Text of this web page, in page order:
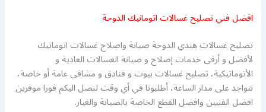
افضل فني تصليح غسالات اتومانيك الدوحة
تصليح غسالات هندي الدوحة صيانة واصلاح غسالات اتوماتيك
لأفضل و أرقى خدمات إصلاح و صيانة الغسالات العادية و
الأتوماتيكية، تصليح غسالات بيوت و فنادق و مشافي عامة أو خاصة،
نتواجد على مدار الساعة، أطلبونا في أي وقت لنصل اليكم فورا موفرين
افضل الفنيين وافضل القطع الخاصة بالصيانة والغيار.